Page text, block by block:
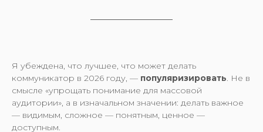
Я убеждена, что лучшее, что может делать
коммуникатор в 2026 году, — популяризировать. Не в
смысле «упрощать понимание для массовой
аудитории», а в изначальном значении: делать важное
— видимым, сложное — понятным, ценное —
доступным.